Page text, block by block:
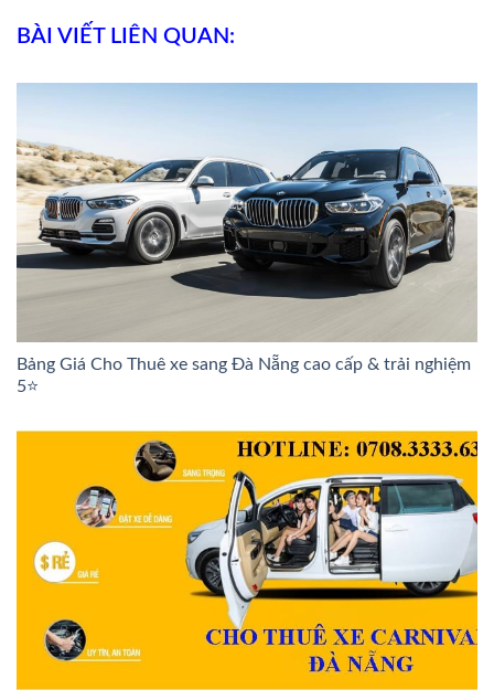
BÀI VIẾT LIÊN QUAN:
Bảng Giá Cho Thuê xe sang Đà Nẵng cao cấp & trải nghiệm
5⭐